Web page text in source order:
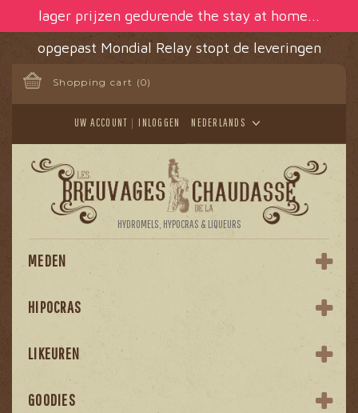
lager prijzen gedurende the stay at home...
opgepast Mondial Relay stopt de leveringen
Shopping cart (0)
NEDERLANDS
INLOGGEN
UW ACCOUNT
HYDROMELS, HYPOCRAS & LIQUEURS
MEDEN
HIPOCRAS
LIKEUREN
GOODIES
Cookies beheer paneel